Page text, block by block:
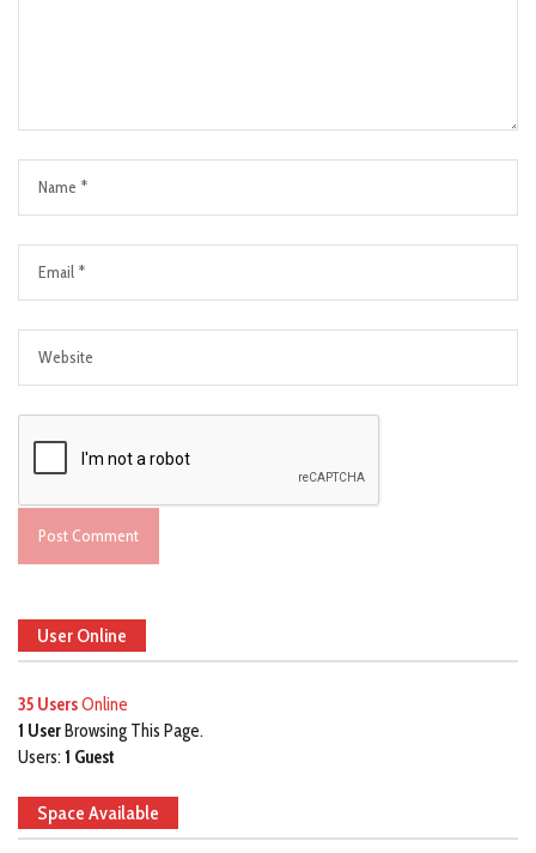
User Online
35 UsersOnline
1 UserBrowsing This Page.
Users: 1 Guest
Space Available